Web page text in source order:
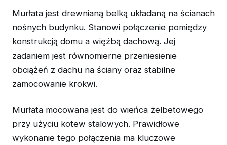
Murłata jest drewnianą belką układaną na ścianach
nośnych budynku. Stanowi połączenie pomiędzy
konstrukcją domu a więźbą dachową. Jej
zadaniem jest równomierne przeniesienie
obciążeń z dachu na ściany oraz stabilne
zamocowanie krokwi.
Murłata mocowana jest do wieńca żelbetowego
przy użyciu kotew stalowych. Prawidłowe
wykonanie tego połączenia ma kluczowe